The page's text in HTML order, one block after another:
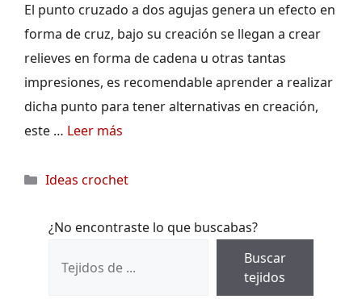
El punto cruzado a dos agujas genera un efecto en
forma de cruz, bajo su creación se llegan a crear
relieves en forma de cadena u otras tantas
impresiones, es recomendable aprender a realizar
dicha punto para tener alternativas en creación,
este … Leer más
Categorías
Ideas crochet
¿No encontraste lo que buscabas?
Buscar
tejidos